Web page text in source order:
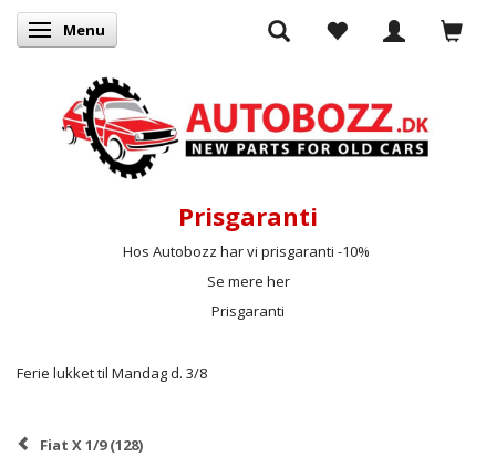
Skifte navigation
Menu
Prisgaranti
Hos Autobozz har vi prisgaranti -10%
Se mere her
Prisgaranti
Ferie lukket til Mandag d. 3/8
Fiat X 1/9 (128)